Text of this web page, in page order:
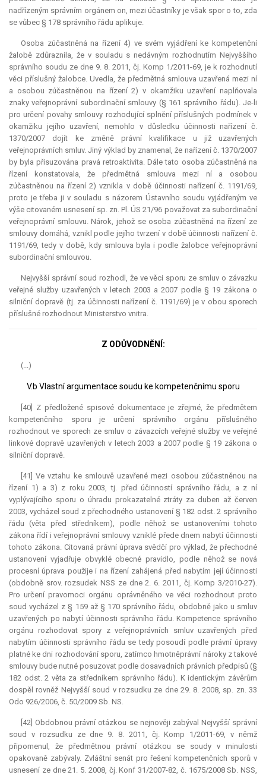
nadřízeným správním orgánem on, mezi účastníky je však spor o to, zda
se vůbec § 178 správního řádu aplikuje.
Osoba zúčastněná na řízení 4) ve svém vyjádření ke kompetenční
žalobě zdůraznila, že v souladu s nedávným rozhodnutím Nejvyššího
správního soudu ze dne 9. 8. 2011, čj. Komp 1/2011-69, je k rozhodnutí
věci příslušný žalobce. Uvedla, že předmětná smlouva uzavřená mezi ní
a osobou zúčastněnou na řízení 2) v okamžiku uzavření naplňovala
znaky veřejnoprávní subordinační smlouvy (§ 161 správního řádu). Je-li
pro určení povahy smlouvy rozhodující splnění příslušných podmínek v
okamžiku jejího uzavření, nemohlo v důsledku účinnosti nařízení č.
1370/2007 dojít ke změně právní kvalifikace u již uzavřených
veřejnoprávních smluv. Jiný výklad by znamenal, že nařízení č. 1370/2007
by byla přisuzována pravá retroaktivita. Dále tato osoba zúčastněná na
řízení konstatovala, že předmětná smlouva mezi ní a osobou
zúčastněnou na řízení 2) vznikla v době účinnosti nařízení č. 1191/69,
proto je třeba ji v souladu s názorem Ústavního soudu vyjádřeným ve
výše citovaném usnesení sp. zn. Pl. ÚS 21/96 považovat za subordinační
veřejnoprávní smlouvu. Nárok, jehož se osoba zúčastněná na řízení ze
smlouvy domáhá, vznikl podle jejího tvrzení v době účinnosti nařízení č.
1191/69, tedy v době, kdy smlouva byla i podle žalobce veřejnoprávní
subordinační smlouvou.
Nejvyšší správní soud rozhodl, že ve věci sporu ze smluv o závazku
veřejné služby uzavřených v letech 2003 a 2007 podle § 19 zákona o
silniční dopravě (tj. za účinnosti nařízení č. 1191/69) je v obou sporech
příslušné rozhodnout Ministerstvo vnitra.
Z ODŮVODNĚNÍ:
(...)
V.b Vlastní argumentace soudu ke kompetenčnímu sporu
[40] Z předložené spisové dokumentace je zřejmé, že předmětem
kompetenčního sporu je určení správního orgánu příslušného
rozhodnout ve sporech ze smluv o závazcích veřejné služby ve veřejné
linkové dopravě uzavřených v letech 2003 a 2007 podle § 19 zákona o
silniční dopravě.
[41] Ve vztahu ke smlouvě uzavřené mezi osobou zúčastněnou na
řízení 1) a 3) z roku 2003, tj. před účinností správního řádu, a z ní
vyplývajícího sporu o úhradu prokazatelné ztráty za duben až červen
2003, vycházel soud z přechodného ustanovení § 182 odst. 2 správního
řádu (věta před středníkem), podle něhož se ustanoveními tohoto
zákona řídí i veřejnoprávní smlouvy vzniklé přede dnem nabytí účinnosti
tohoto zákona. Citovaná právní úprava svědčí pro výklad, že přechodné
ustanovení vyjadřuje obvyklé obecné pravidlo, podle něhož se nová
procesní úprava použije i na řízení zahájená před nabytím její účinnosti
(obdobně srov. rozsudek NSS ze dne 2. 6. 2011, čj. Komp 3/2010-27).
Pro určení pravomoci orgánu oprávněného ve věci rozhodnout proto
soud vycházel z § 159 až § 170 správního řádu, obdobně jako u smluv
uzavřených po nabytí účinnosti správního řádu.Kompetence správního
orgánu rozhodovat spory z veřejnoprávních smluv uzavřených před
nabytím účinnosti správního řádu se tedy posoudí podle právní úpravy
platné ke dni rozhodování sporu, zatímco hmotněprávní nároky z takové
smlouvy bude nutné posuzovat podle dosavadních právních předpisů (§
182 odst. 2 věta za středníkem správního řádu). K identickým závěrům
dospěl rovněž Nejvyšší soud v rozsudku ze dne 29. 8. 2008, sp. zn. 33
Odo 926/2006, č. 50/2009 Sb. NS.
[42] Obdobnou právní otázkou se nejnověji zabýval Nejvyšší správní
soud v rozsudku ze dne 9. 8. 2011, čj. Komp 1/2011-69, v němž
připomenul, že předmětnou právní otázkou se soudy v minulosti
opakovaně zabývaly. Zvláštní senát pro řešení kompetenčních sporů v
usnesení ze dne 21. 5. 2008, čj. Konf 31/2007-82, č. 1675/2008 Sb. NSS,